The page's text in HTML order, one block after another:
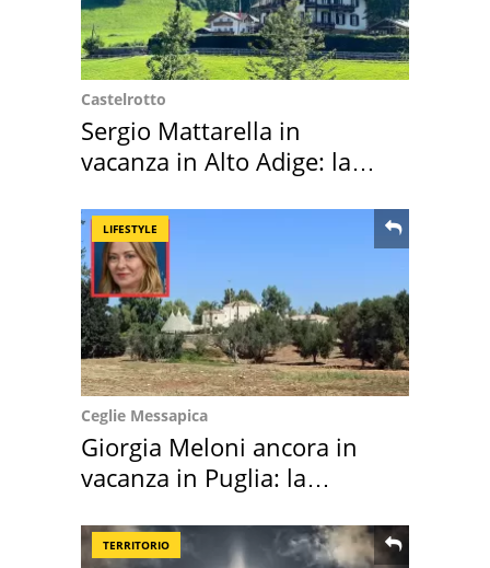
Castelrotto
Sergio Mattarella in
vacanza in Alto Adige: la
LIFESTYLE
Ceglie Messapica
Giorgia Meloni ancora in
vacanza in Puglia: la
TERRITORIO